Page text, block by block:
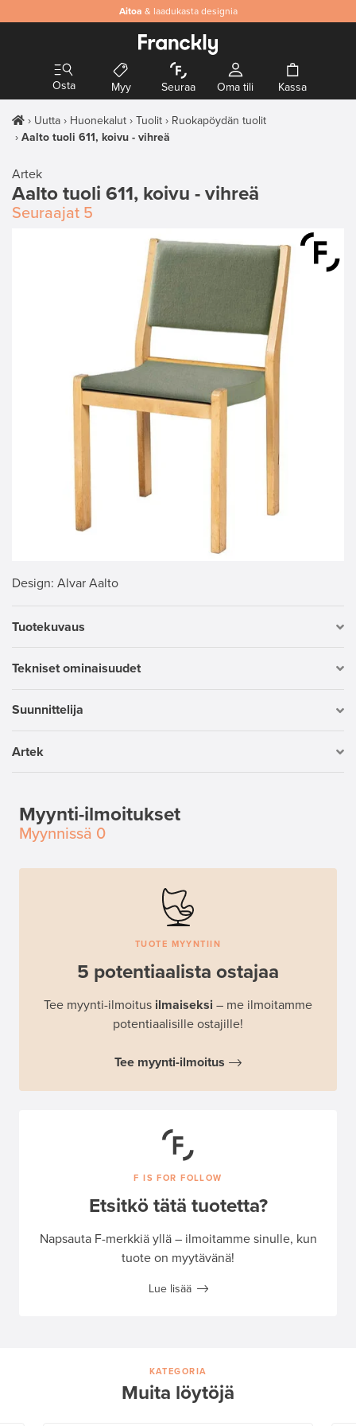
Aitoa & laadukasta designia
Osta Myy Seuraa Oma tili Kassa
Uutta Huonekalut Tuolit
Ruokapöydän tuolit
Aalto tuoli 611, koivu - vihreä
Artek
Aalto tuoli 611, koivu - vihreä
Seuraajat 5
Design: Alvar Aalto
Tuotekuvaus
Tekniset ominaisuudet
Suunnittelija
Artek
Myynti-ilmoitukset
Myynnissä 0
TUOTE MYYNTIIN
5 potentiaalista ostajaa
Tee myynti-ilmoitus ilmaiseksi – me ilmoitamme
potentiaalisille ostajille!
Tee myynti-ilmoitus
F IS FOR FOLLOW
Etsitkö tätä tuotetta?
Napsauta F-merkkiä yllä – ilmoitamme sinulle, kun
tuote on myytävänä!
Lue lisää
KATEGORIA
Muita löytöjä